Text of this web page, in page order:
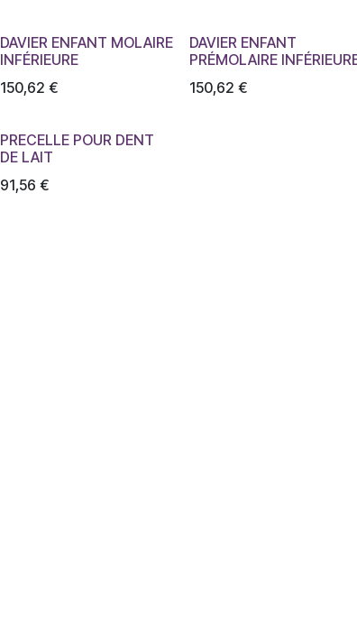
DAVIER ENFANT MOLAIRE
INFÉRIEURE
150,62 €
DAVIER ENFANT
PRÉMOLAIRE
150,62 €
PRECELLE POUR DENT
DE LAIT
91,56 €